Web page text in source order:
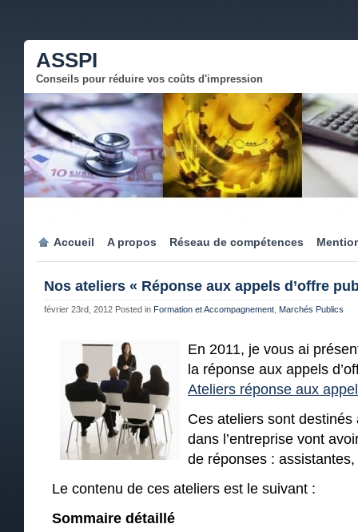
ASSPI
Conseils pour réduire vos coûts d'impression
Accueil A propos Réseau de compétences
Nos ateliers « Réponse aux appels d’offre
février 23rd, 2012 Posted in Formation et Accompagnement Marchés Publics
En 2011, je vous ai
la réponse aux appels
Ateliers réponse aux
Ces ateliers sont
dans l’entreprise vont
de réponses :
Le contenu de ces ateliers est le suivant :
Sommaire détaillé